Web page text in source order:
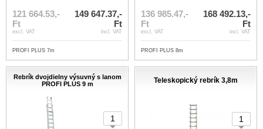
121 664.53,-
Ft
excl. VAT
149 647.37,-
Ft
incl. VAT
PROFI PLUS 7m
136 985.47,-
Ft
excl. VAT
168 492.13,-
Ft
incl. VAT
PROFI PLUS 8m
Rebrík dvojdielny výsuvný s lanom
PROFI PLUS 9 m
Teleskopický rebrík 3,8m